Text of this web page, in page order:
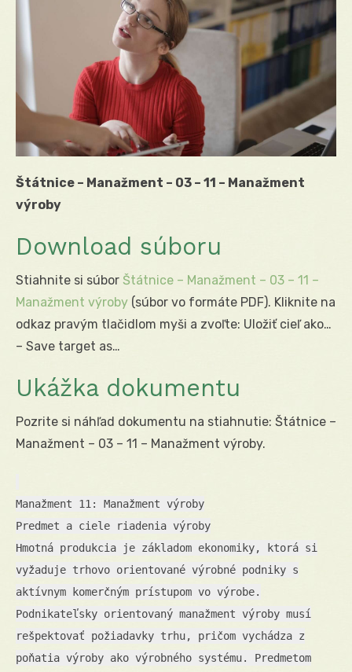
Štátnice – Manažment – 03 – 11 – Manažment
výroby
Download súboru
Stiahnite si súbor Štátnice – Manažment – 03 – 11 –
Manažment výroby (súbor vo formáte PDF). Kliknite na
odkaz pravým tlačidlom myši a zvoľte: Uložiť cieľ ako…
– Save target as…
Ukážka dokumentu
Pozrite si náhľad dokumentu na stiahnutie: Štátnice –
Manažment – 03 – 11 – Manažment výroby.
Manažment 11: Manažment výroby
Predmet a ciele riadenia výroby
Hmotná produkcia je základom ekonomiky, ktorá si
vyžaduje trhovo orientované výrobné podniky s
aktívnym komerčným prístupom vo výrobe.
Podnikateľsky orientovaný manažment výroby musí
rešpektovať požiadavky trhu, pričom vychádza z
poňatia výroby ako výrobného systému. Predmetom